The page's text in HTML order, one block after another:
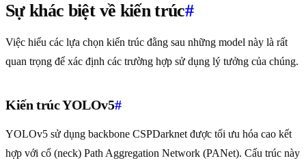
Sự khác biệt về kiến trúc#
Việc hiểu các lựa chọn kiến trúc đằng sau những model này là rất
quan trọng để xác định các trường hợp sử dụng lý tưởng của chúng.
Kiến trúc YOLOv5#
YOLOv5 sử dụng backbone CSPDarknet được tối ưu hóa cao kết
hợp với cổ (neck) Path Aggregation Network (PANet). Cấu trúc này